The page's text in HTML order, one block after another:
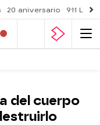
20 aniversario 911
del cuerpo